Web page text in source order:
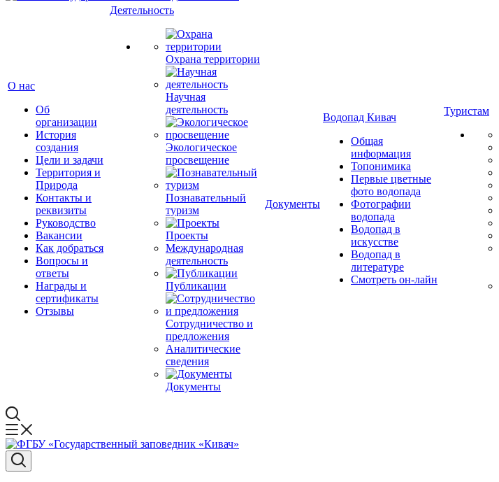
О нас
Об
организации
История
создания
Цели и задачи
Территория и
Природа
Контакты и
реквизиты
Руководство
Вакансии
Как добраться
Вопросы и
ответы
Награды и
сертификаты
Отзывы
Деятельность
Охрана территории
Научная
деятельность
Экологическое
просвещение
Познавательный
туризм
Проекты
Международная
деятельность
Публикации
Сотрудничество и
предложения
Аналитические
сведения
Документы
Документы
Водопад Кивач
Общая
информация
Топонимика
Первые цветные
фото водопада
Фотографии
водопада
Водопад в
искусстве
Водопад в
литературе
Смотреть он-лайн
Туристам